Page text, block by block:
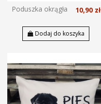
Poduszka okrągła 10,90 zł
Dodaj do koszyka